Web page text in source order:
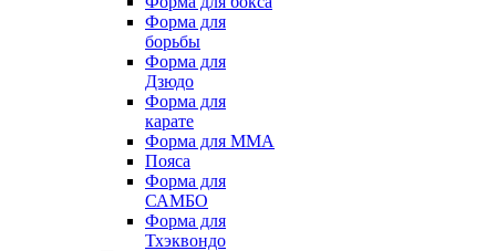
Форма для
борьбы
Форма для
Дзюдо
Форма для
карате
Форма для MMA
Пояса
Форма для
САМБО
Форма для
Тхэквондо